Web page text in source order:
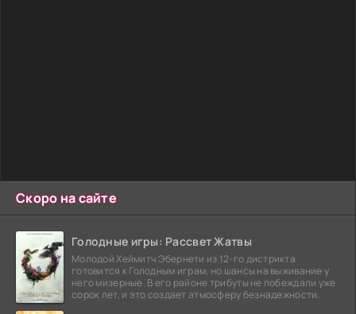
Скоро на сайте
Голодные игры: Рассвет Жатвы
Молодой Хеймитч Эбернети из 12-го дистрикта
готовится к Голодным играм, но шансы на выживание у
него мизерные. В его районе трибуты не побеждали уже
сорок лет, и это создает атмосферу безнадежности.